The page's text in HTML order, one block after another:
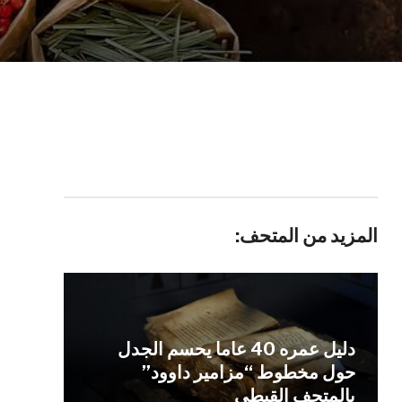
المزيد من المتحف:
دليل عمره 40 عاما يحسم الجدل
حول مخطوط “مزامير داوود”
بالمتحف القبطي